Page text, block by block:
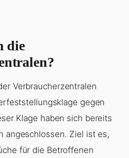
die
Verbraucherzentralen
gegen
Klage haben sich bereits
angeschlossen. Ziel ist es,
für die Betroffenen